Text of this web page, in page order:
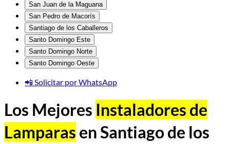
San Juan de la Maguana
San Pedro de Macorís
Santiago de los Caballeros
Santo Domingo Este
Santo Domingo Norte
Santo Domingo Oeste
📲 Solicitar por WhatsApp
Los Mejores Instaladores de
Lamparas en Santiago de los